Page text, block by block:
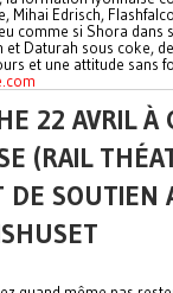
Mihai Edrisch,
comme si Shora dans
et Daturah sous coke,
et une attitude sans
22 AVRIL À
(RAIL
DE SOUTIEN